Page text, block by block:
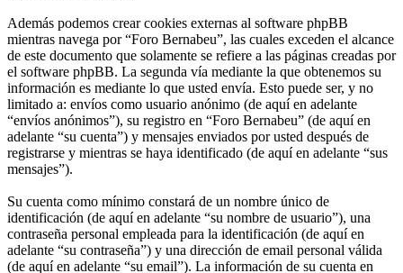
Además podemos crear cookies externas al software phpBB
mientras navega por “Foro Bernabeu”, las cuales exceden el alcance
de este documento que solamente se refiere a las páginas creadas por
el software phpBB. La segunda vía mediante la que obtenemos su
información es mediante lo que usted envía. Esto puede ser, y no
limitado a: envíos como usuario anónimo (de aquí en adelante
“envíos anónimos”), su registro en “Foro Bernabeu” (de aquí en
adelante “su cuenta”) y mensajes enviados por usted después de
registrarse y mientras se haya identificado (de aquí en adelante “sus
mensajes”).
Su cuenta como mínimo constará de un nombre único de
identificación (de aquí en adelante “su nombre de usuario”), una
contraseña personal empleada para la identificación (de aquí en
adelante “su contraseña”) y una dirección de email personal válida
(de aquí en adelante “su email”). La información de su cuenta en